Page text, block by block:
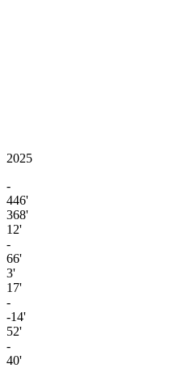
2025
-
446'
368'
12'
-
66'
3'
17'
-
-14'
52'
-
40'